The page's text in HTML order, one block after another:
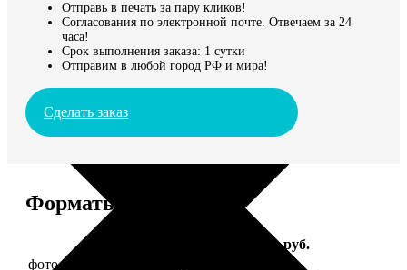
Отправь в печать за пару кликов!
Согласования по электронной почте. Отвечаем за 24
часа!
Срок выполнения заказа: 1 сутки
Отправим в любой город РФ и мира!
Сделать заказ
Форматы и цены
Цена, руб.
фото 20х30 в деревянной рамке